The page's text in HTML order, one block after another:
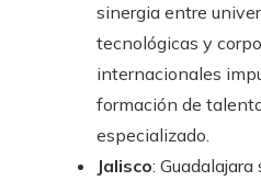
sinergia entre
tecnológicas y
internacionales
formación de
especializado.
Jalisco: